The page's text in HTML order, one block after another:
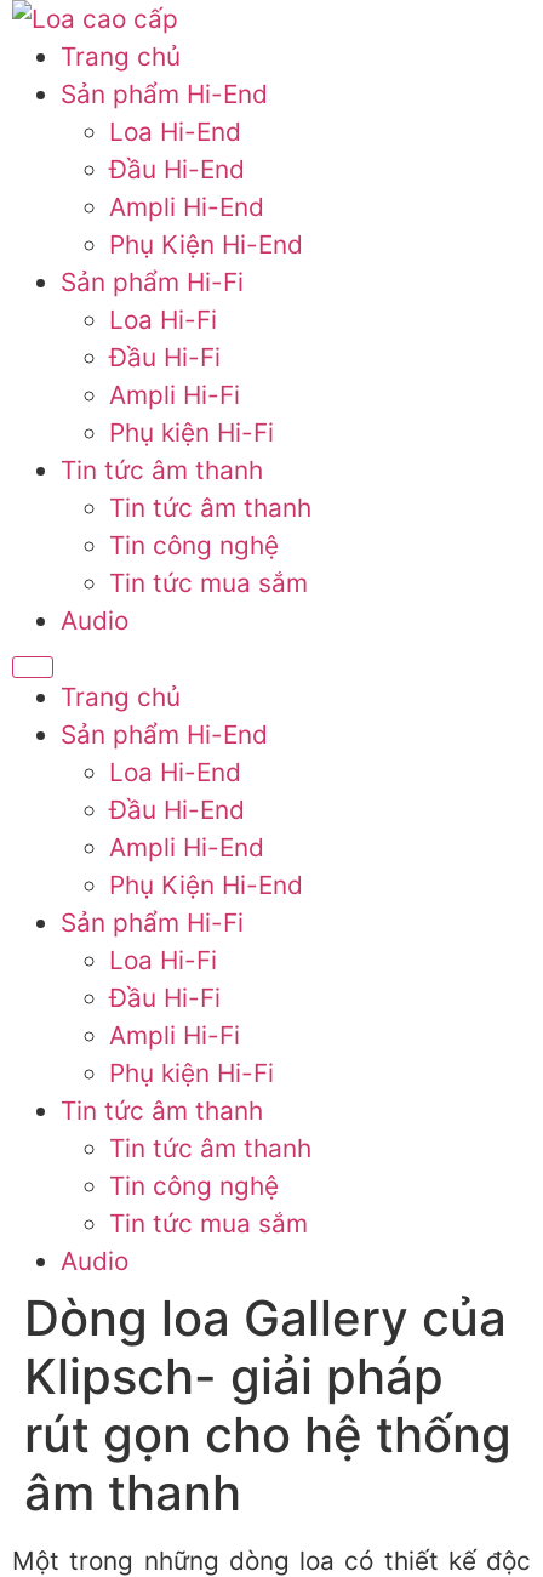
Trang chủ
Sản phẩm Hi-End
Loa Hi-End
Đầu Hi-End
Ampli Hi-End
Phụ Kiện Hi-End
Sản phẩm Hi-Fi
Loa Hi-Fi
Đầu Hi-Fi
Ampli Hi-Fi
Phụ kiện Hi-Fi
Tin tức âm thanh
Tin tức âm thanh
Tin công nghệ
Tin tức mua sắm
Audio
Trang chủ
Sản phẩm Hi-End
Loa Hi-End
Đầu Hi-End
Ampli Hi-End
Phụ Kiện Hi-End
Sản phẩm Hi-Fi
Loa Hi-Fi
Đầu Hi-Fi
Ampli Hi-Fi
Phụ kiện Hi-Fi
Tin tức âm thanh
Tin tức âm thanh
Tin công nghệ
Tin tức mua sắm
Audio
Dòng loa Gallery của
Klipsch- giải pháp
rút gọn cho hệ thống
âm thanh
Một trong những dòng loa có thiết kế độc